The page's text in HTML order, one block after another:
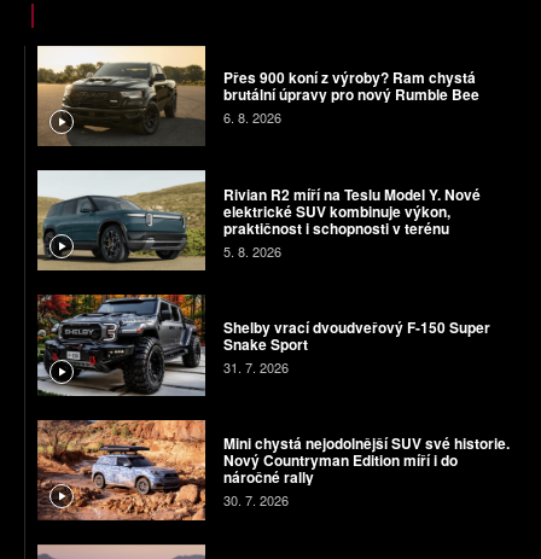
Přes 900 koní z výroby? Ram chystá
brutální úpravy pro nový Rumble Bee
6. 8. 2026
Rivian R2 míří na Teslu Model Y. Nové
elektrické SUV kombinuje výkon,
praktičnost i schopnosti v terénu
5. 8. 2026
Shelby vrací dvoudveřový F-150 Super
Snake Sport
31. 7. 2026
Mini chystá nejodolnější SUV své historie.
Nový Countryman Edition míří i do
náročné rally
30. 7. 2026